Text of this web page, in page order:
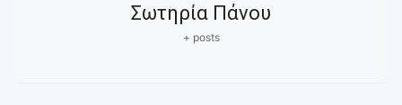
Σωτηρία Πάνου
+ posts